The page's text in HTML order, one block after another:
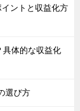
ントと収益化方
具体的な収益化
選び方